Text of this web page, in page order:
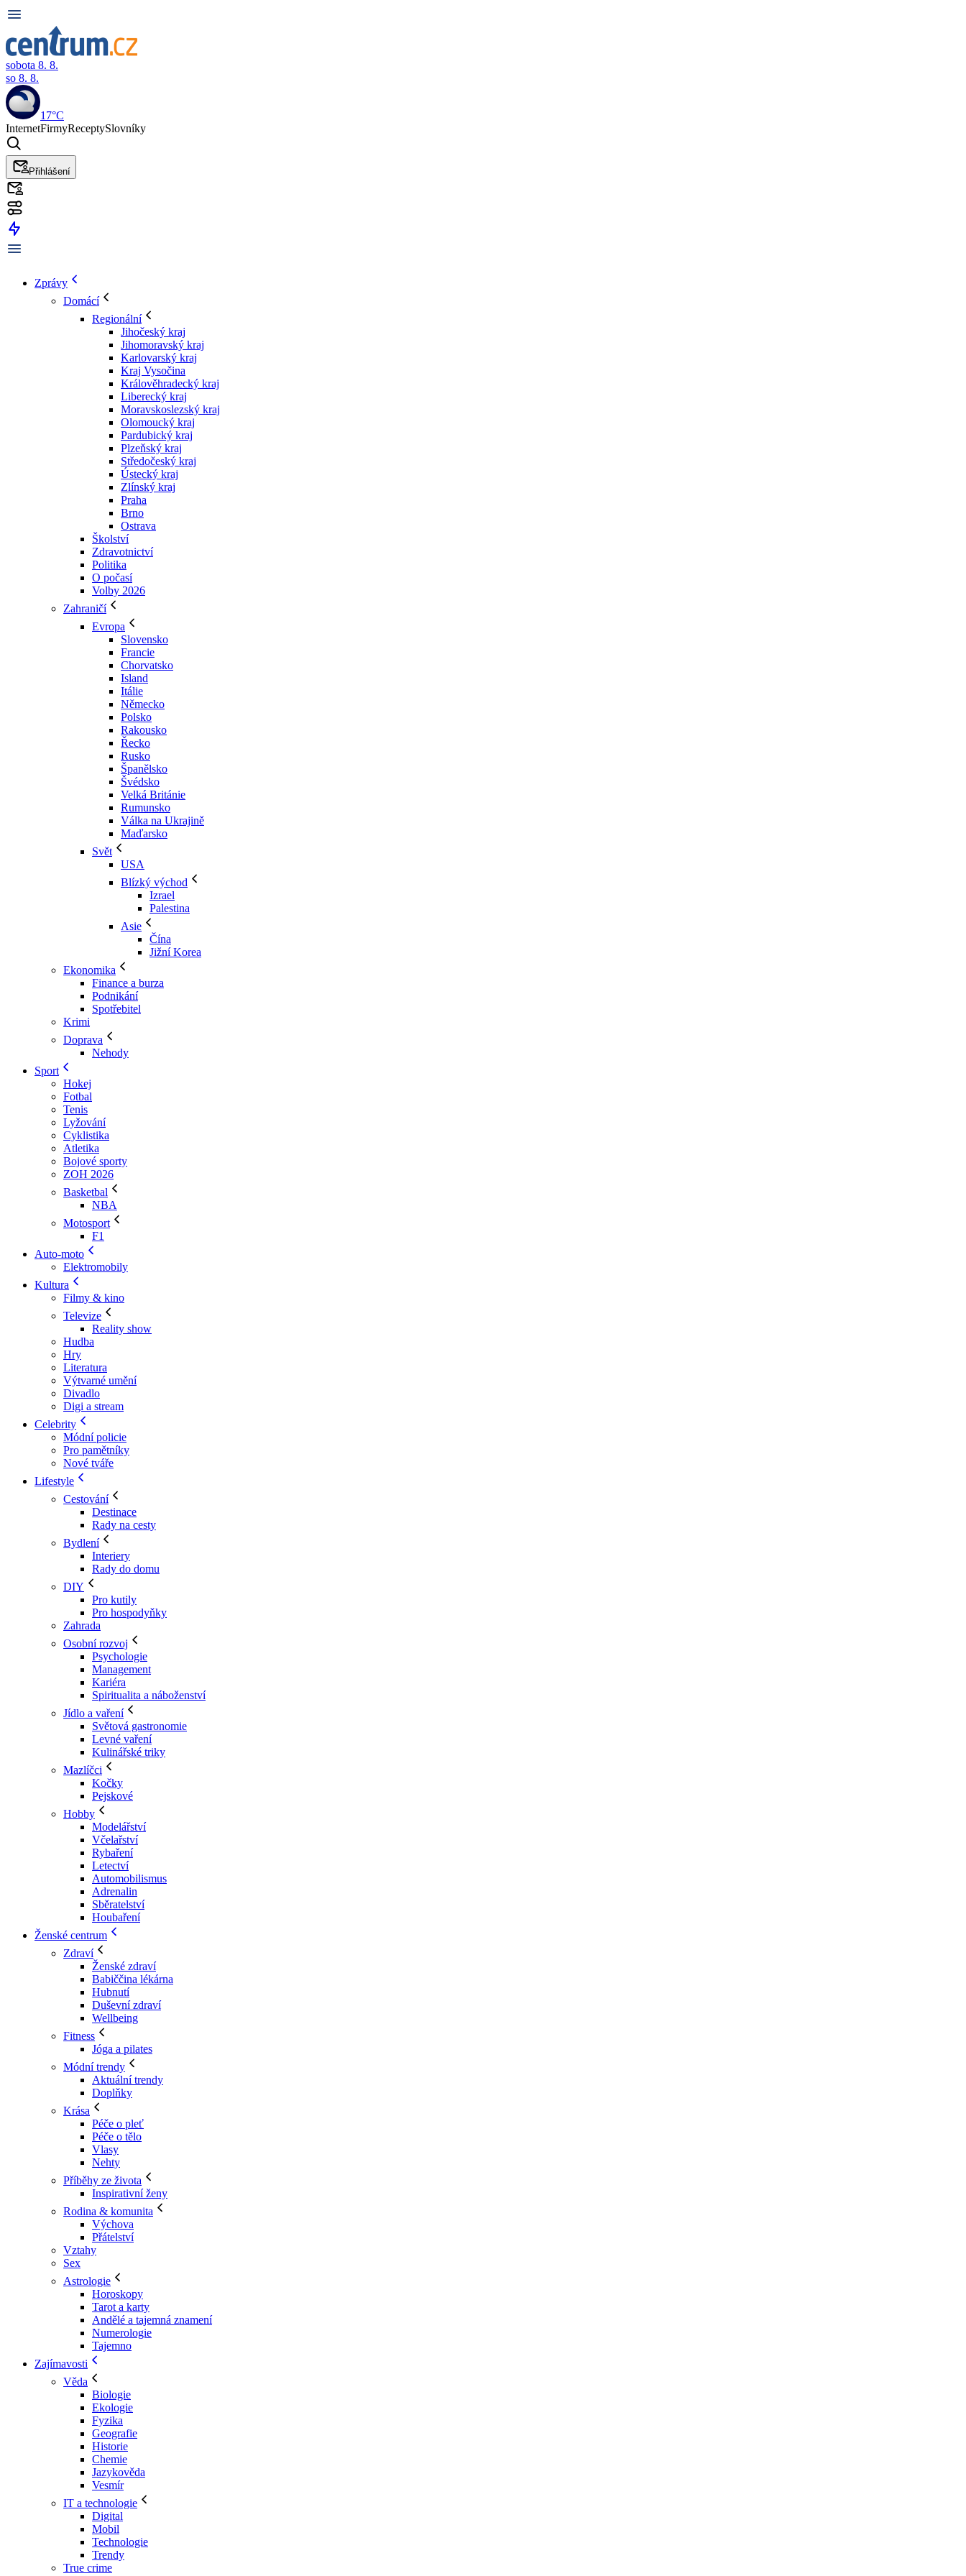
sobota 8. 8.
so 8. 8.
17°C
InternetFirmyReceptySlovníky
Přihlášení
Zprávy
Domácí
Regionální
Jihočeský kraj
Jihomoravský kraj
Karlovarský kraj
Kraj Vysočina
Králověhradecký kraj
Liberecký kraj
Moravskoslezský kraj
Olomoucký kraj
Pardubický kraj
Plzeňský kraj
Středočeský kraj
Ústecký kraj
Zlínský kraj
Praha
Brno
Ostrava
Školství
Zdravotnictví
Politika
O počasí
Volby 2026
Zahraničí
Evropa
Slovensko
Francie
Chorvatsko
Island
Itálie
Německo
Polsko
Rakousko
Řecko
Rusko
Španělsko
Švédsko
Velká Británie
Rumunsko
Válka na Ukrajině
Maďarsko
Svět
USA
Blízký východ
Izrael
Palestina
Asie
Čína
Jižní Korea
Ekonomika
Finance a burza
Podnikání
Spotřebitel
Krimi
Doprava
Nehody
Sport
Hokej
Fotbal
Tenis
Lyžování
Cyklistika
Atletika
Bojové sporty
ZOH 2026
Basketbal
NBA
Motosport
F1
Auto-moto
Elektromobily
Kultura
Filmy & kino
Televize
Reality show
Hudba
Hry
Literatura
Výtvarné umění
Divadlo
Digi a stream
Celebrity
Módní policie
Pro pamětníky
Nové tváře
Lifestyle
Cestování
Destinace
Rady na cesty
Bydlení
Interiery
Rady do domu
DIY
Pro kutily
Pro hospodyňky
Zahrada
Osobní rozvoj
Psychologie
Management
Kariéra
Spiritualita a náboženství
Jídlo a vaření
Světová gastronomie
Levné vaření
Kulinářské triky
Mazlíčci
Kočky
Pejskové
Hobby
Modelářství
Včelařství
Rybaření
Letectví
Automobilismus
Adrenalin
Sběratelství
Houbaření
Ženské centrum
Zdraví
Ženské zdraví
Babiččina lékárna
Hubnutí
Duševní zdraví
Wellbeing
Fitness
Jóga a pilates
Módní trendy
Aktuální trendy
Doplňky
Krása
Péče o pleť
Péče o tělo
Vlasy
Nehty
Příběhy ze života
Inspirativní ženy
Rodina & komunita
Výchova
Přátelství
Vztahy
Sex
Astrologie
Horoskopy
Tarot a karty
Andělé a tajemná znamení
Numerologie
Tajemno
Zajímavosti
Věda
Biologie
Ekologie
Fyzika
Geografie
Historie
Chemie
Jazykověda
Vesmír
IT a technologie
Digital
Mobil
Technologie
Trendy
True crime